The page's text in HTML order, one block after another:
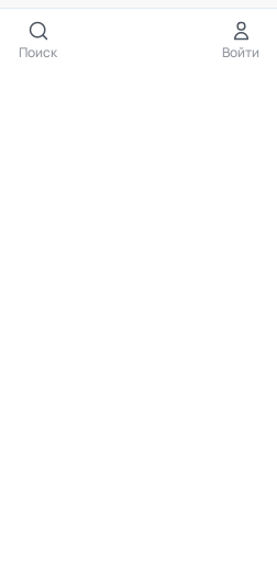
категории
Поиск Войти